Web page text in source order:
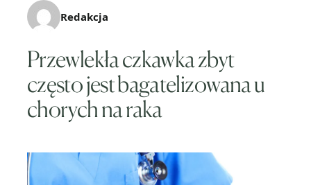
Redakcja
Przewlekła czkawka zbyt
często jest bagatelizowana u
chorych na raka